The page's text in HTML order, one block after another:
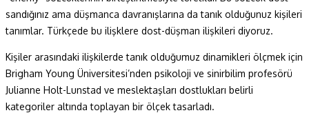
sandığınız ama düşmanca davranışlarına da tanık olduğunuz kişileri
tanımlar. Türkçede bu ilişklere dost-düşman ilişkileri diyoruz.
Kişiler arasındaki ilişkilerde tanık olduğumuz dinamikleri ölçmek için
Brigham Young Üniversitesi’nden psikoloji ve sinirbilim profesörü
Julianne Holt-Lunstad ve meslektaşları dostlukları belirli
kategoriler altında toplayan bir ölçek tasarladı.